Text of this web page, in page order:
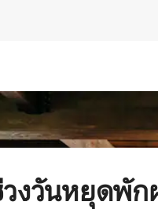
งวันหยุดพัก